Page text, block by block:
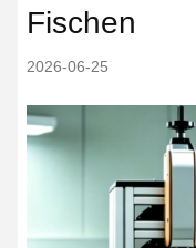
Fischen
2026-06-25